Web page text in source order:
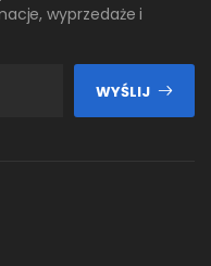
wyprzedaże i
WYŚLIJ